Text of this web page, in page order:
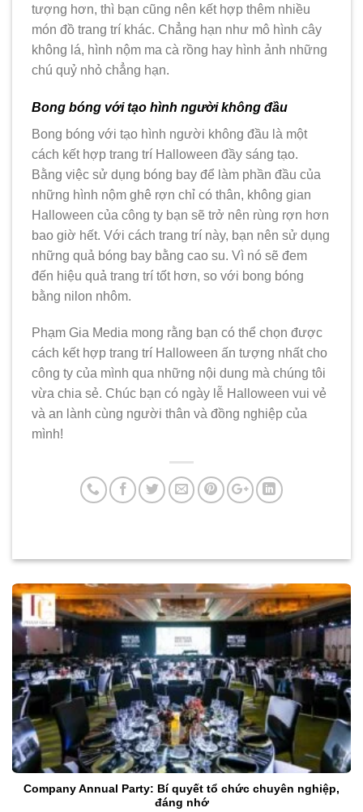
tượng hơn, thì bạn cũng nên kết hợp thêm nhiều
món đồ trang trí khác. Chẳng hạn như mô hình cây
không lá, hình nộm ma cà rồng hay hình ảnh những
chú quỷ nhỏ chẳng hạn.
Bong bóng với tạo hình người không đầu
Bong bóng với tạo hình người không đầu là một
cách kết hợp trang trí Halloween đầy sáng tạo.
Bằng việc sử dụng bóng bay để làm phần đầu của
những hình nộm ghê rợn chỉ có thân, không gian
Halloween của công ty bạn sẽ trở nên rùng rợn hơn
bao giờ hết. Với cách trang trí này, bạn nên sử dụng
những quả bóng bay bằng cao su. Vì nó sẽ đem
đến hiệu quả trang trí tốt hơn, so với bong bóng
bằng nilon nhôm.
Phạm Gia Media mong rằng bạn có thể chọn được
cách kết hợp trang trí Halloween ấn tượng nhất cho
công ty của mình qua những nội dung mà chúng tôi
vừa chia sẻ. Chúc bạn có ngày lễ Halloween vui vẻ
và an lành cùng người thân và đồng nghiệp của
mình!
Company Annual Party: Bí quyết tổ chức chuyên nghiệp,
đáng nhớ